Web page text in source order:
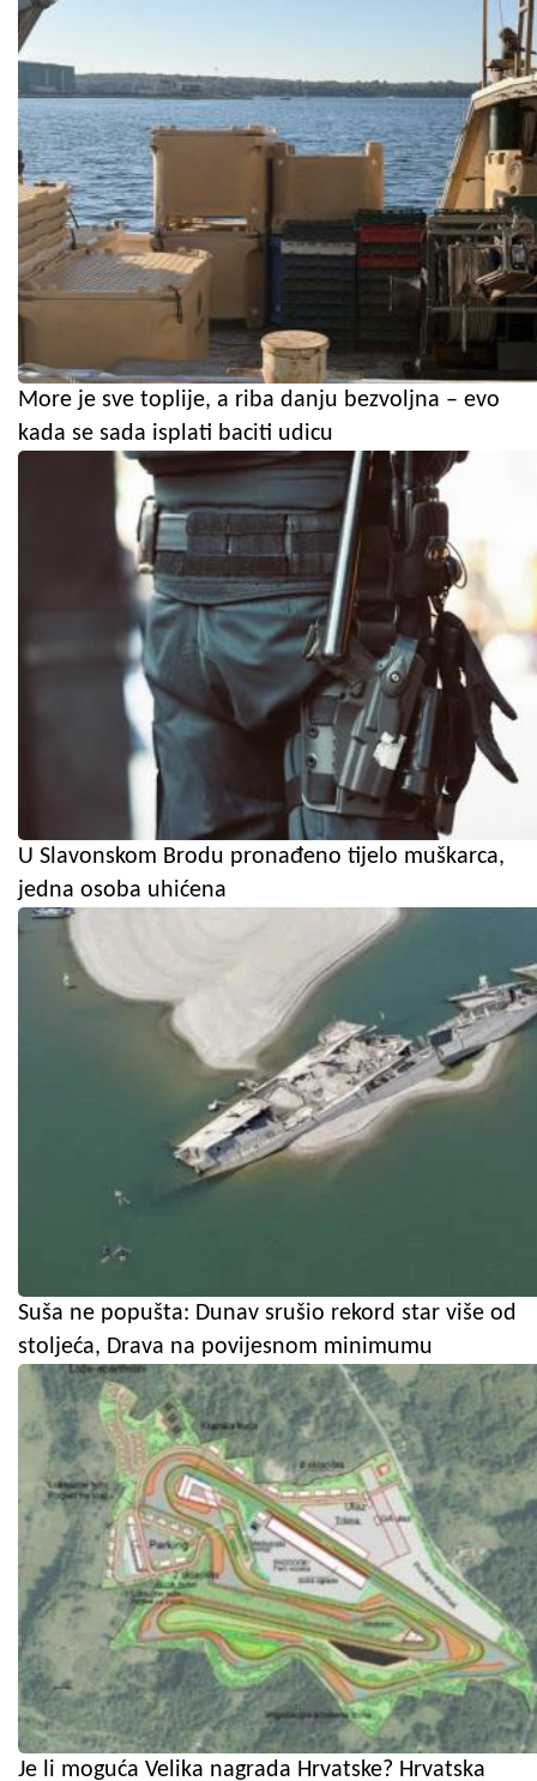
More je sve toplije, a riba danju bezvoljna – evo
kada se sada isplati baciti udicu
U Slavonskom Brodu pronađeno tijelo muškarca,
jedna osoba uhićena
Suša ne popušta: Dunav srušio rekord star više od
stoljeća, Drava na povijesnom minimumu
Je li moguća Velika nagrada Hrvatske? Hrvatska